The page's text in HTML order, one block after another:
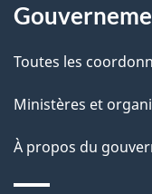
i
l
s
d
e
propos
de
ce
site
Toutes les
Ministères et
À propos du